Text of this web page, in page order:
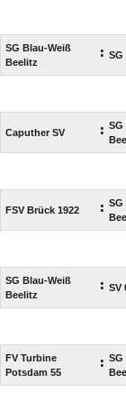
SG Blau-Weiß
Beelitz
: SG
Caputher SV : SG
FSV Brück 1922 : SG
SG Blau-Weiß
Beelitz
: SV
FV Turbine
Potsdam 55
: SG